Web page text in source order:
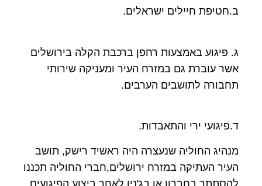
ב.חטיפת חיילים ישראלים.
ג. פיגוע באמצעות רחפן ברכבת הקלה בירושלים
אשר עוברת גם במזרח העיר ומעניקה שירותי
תחבורה לתושבים הערבים.
ד.פיגועי ירי והתאבדות.
מנהיג החוליה שנעצרה היה ראשיד רישק, תושב
העיר העתיקה במזרח ירושלים,חברי החוליה תכננו
להסתתר בחברון או בג'נין לאחר ביצוע הפיגועים.